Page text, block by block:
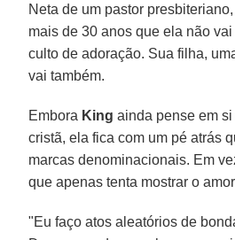
Neta de um pastor presbiteriano,
mais de 30 anos que ela não
culto de adoração. Sua filha,
vai também.
Embora King ainda pense em
cristã, ela fica com um pé atrás
marcas denominacionais. Em
que apenas tenta mostrar o
"Eu faço atos aleatórios de